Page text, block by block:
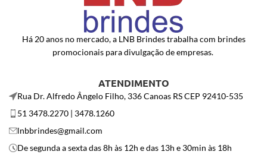
Há 20 anos no mercado, a LNB Brindes trabalha com brindes
promocionais para divulgação de empresas.
ATENDIMENTO
Rua Dr. Alfredo Ângelo Filho, 336 Canoas RS CEP 92410-535
51 3478.2270 | 3478.1260
lnbbrindes@gmail.com
De segunda a sexta das 8h às 12h e das 13h e 30min às 18h